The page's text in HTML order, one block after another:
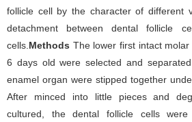
follicle cell by the character of different
detachment between dental follicle
cells. Methods The lower first intact
6 days old were selected and
enamel organ were stipped together
After minced into little pieces and
cultured, the dental follicle cells